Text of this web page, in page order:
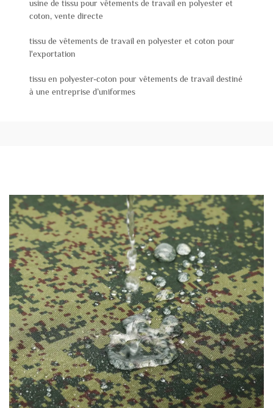
usine de tissu pour vêtements de travail en polyester et
coton, vente directe
tissu de vêtements de travail en polyester et coton pour
l'exportation
tissu en polyester-coton pour vêtements de travail destiné
à une entreprise d’uniformes